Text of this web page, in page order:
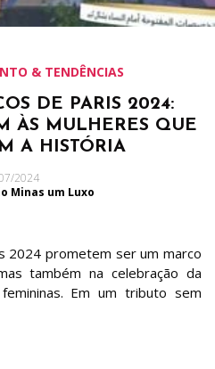
& TENDÊNCIAS
DE PARIS 2024:
ÀS MULHERES QUE
A HISTÓRIA
2024
Minas um Luxo
2024 prometem ser um marco
também na celebração da
Em um tributo sem